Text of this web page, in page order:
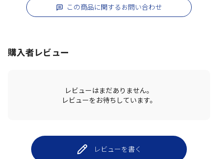
この商品に関するお問い合わせ
購入者レビュー
レビューはまだありません。
レビューをお待ちしています。
レビューを書く